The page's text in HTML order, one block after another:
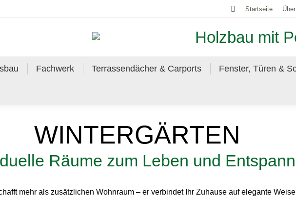
Search:Startseite
Holzbau mit
Fachwerk Terrassendächer & Carports Fenster, Türen &
WINTERGÄRTEN
Räume zum Leben und
mehr als zusätzlichen Wohnraum – er verbindet Ihr Zuhause auf elegante